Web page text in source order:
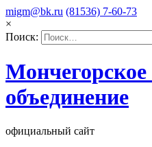
migm@bk.ru (81536) 7-60-73
×
Поиск:
Мончегорское
объединение
официальный сайт